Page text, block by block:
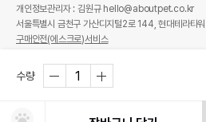
수량
개인정보관리자 : 김원규 hello@aboutpet.co.kr
서울특별시 금천구 가산디지털2로 144, 현대테라
구매안전(에스크로)서비스